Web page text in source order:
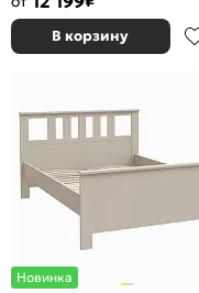
В корзину
Новинка